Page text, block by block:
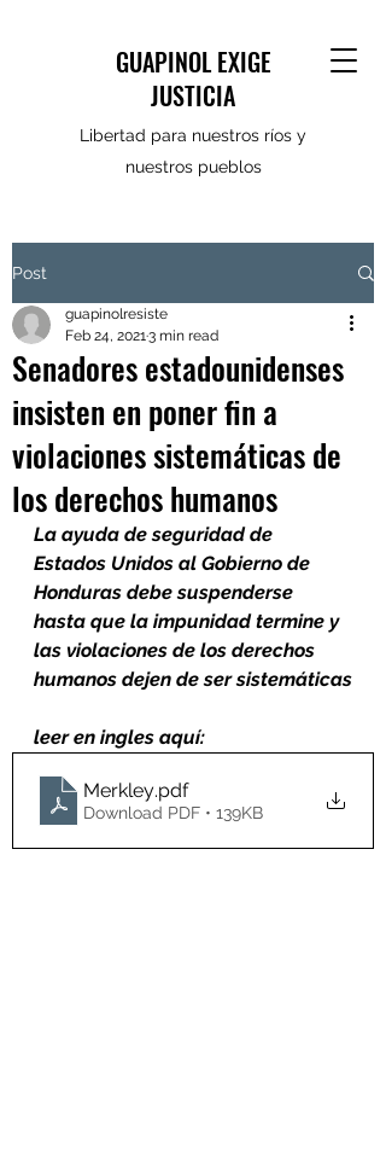
GUAPINOL EXIGE
JUSTICIA
Libertad para nuestros ríos y
nuestros pueblos
Post
Senadores estadounidenses
insisten en poner fin a
violaciones sistemáticas de
los derechos humanos
guapinolresiste
Feb 24, 20213 min read
La ayuda de seguridad de
Estados Unidos al Gobierno de
Honduras debe suspenderse
hasta que la impunidad termine y
las violaciones de los derechos
humanos dejen de ser sistemáticas
leer en ingles aquí:
Merkley.pdf
Download PDF • 139KB